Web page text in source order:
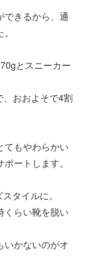
できるから、通
とスニーカー
おおよそで4割
てもやわらかい
ートします。
タイルに。
くらい靴を脱い
いかないのがオ